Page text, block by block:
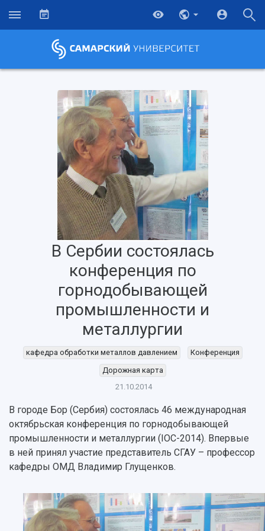
НАЗАД
Об университете
История
Рейтинги
Руководство
Новости
Главные новости
Объявления
События
Образование
Почему я выбираю Самарский университет?
Бакалавриат и специалитет
Магистратура
Аспирантура
Научно-исследовательская деятельность
Основные научные направления
Диссертационные советы
Подготовка научных кадров
Конкурс на замещение должностей научных
В Сербии состоялась
конференция по
горнодобывающей
промышленности и
металлургии
кафедра обработки металлов давлением
Конференция
Дорожная карта
21.10.2014
В городе Бор (Сербия) состоялась 46 международная
октябрьская конференция по горнодобывающей
промышленности и металлургии (IOC-2014). Впервые
в ней принял участие представитель СГАУ – профессор
кафедры ОМД Владимир Глущенков.